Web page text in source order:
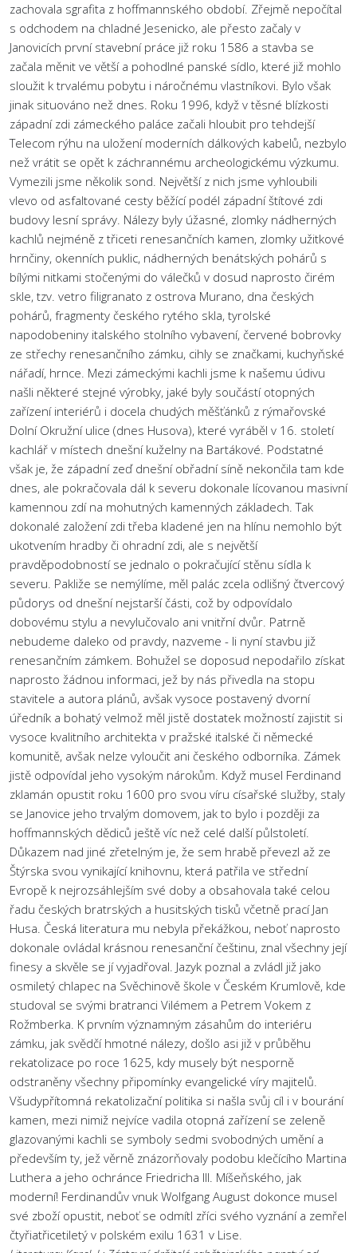
zachovala sgrafita z hoffmannského období. Zřejmě nepočítal
s odchodem na chladné Jesenicko, ale přesto začaly v
Janovicích první stavební práce již roku 1586 a stavba se
začala měnit ve větší a pohodlné panské sídlo, které již mohlo
sloužit k trvalému pobytu i náročnému vlastníkovi. Bylo však
jinak situováno než dnes. Roku 1996, když v těsné blízkosti
západní zdi zámeckého paláce začali hloubit pro tehdejší
Telecom rýhu na uložení moderních dálkových kabelů, nezbylo
než vrátit se opět k záchrannému archeologickému výzkumu.
Vymezili jsme několik sond. Největší z nich jsme vyhloubili
vlevo od asfaltované cesty běžící podél západní štítové zdi
budovy lesní správy. Nálezy byly úžasné, zlomky nádherných
kachlů nejméně z třiceti renesančních kamen, zlomky užitkové
hrnčiny, okenních puklic, nádherných benátských pohárů s
bílými nitkami stočenými do válečků v dosud naprosto čirém
skle, tzv. vetro filigranato z ostrova Murano, dna českých
pohárů, fragmenty českého rytého skla, tyrolské
napodobeniny italského stolního vybavení, červené bobrovky
ze střechy renesančního zámku, cihly se značkami, kuchyňské
nářadí, hrnce. Mezi zámeckými kachli jsme k našemu údivu
našli některé stejné výrobky, jaké byly součástí otopných
zařízení interiérů i docela chudých měšťánků z rýmařovské
Dolní Okružní ulice (dnes Husova), které vyráběl v 16. století
kachlář v místech dnešní kuželny na Bartákové. Podstatné
však je, že západní zeď dnešní obřadní síně nekončila tam kde
dnes, ale pokračovala dál k severu dokonale lícovanou masivní
kamennou zdí na mohutných kamenných základech. Tak
dokonalé založení zdi třeba kladené jen na hlínu nemohlo být
ukotvením hradby či ohradní zdi, ale s největší
pravděpodobností se jednalo o pokračující stěnu sídla k
severu. Pakliže se nemýlíme, měl palác zcela odlišný čtvercový
půdorys od dnešní nejstarší části, což by odpovídalo
dobovému stylu a nevylučovalo ani vnitřní dvůr. Patrně
nebudeme daleko od pravdy, nazveme - li nyní stavbu již
renesančním zámkem. Bohužel se doposud nepodařilo získat
naprosto žádnou informaci, jež by nás přivedla na stopu
stavitele a autora plánů, avšak vysoce postavený dvorní
úředník a bohatý velmož měl jistě dostatek možností zajistit si
vysoce kvalitního architekta v pražské italské či německé
komunitě, avšak nelze vyloučit ani českého odborníka. Zámek
jistě odpovídal jeho vysokým nárokům. Když musel Ferdinand
zklamán opustit roku 1600 pro svou víru císařské služby, staly
se Janovice jeho trvalým domovem, jak to bylo i později za
hoffmannských dědiců ještě víc než celé další půlstoletí.
Důkazem nad jiné zřetelným je, že sem hrabě převezl až ze
Štýrska svou vynikající knihovnu, která patřila ve střední
Evropě k nejrozsáhlejším své doby a obsahovala také celou
řadu českých bratrských a husitských tisků včetně prací Jan
Husa. Česká literatura mu nebyla překážkou, neboť naprosto
dokonale ovládal krásnou renesanční češtinu, znal všechny její
finesy a skvěle se jí vyjadřoval. Jazyk poznal a zvládl již jako
osmiletý chlapec na Svěchinově škole v Českém Krumlově, kde
studoval se svými bratranci Vilémem a Petrem Vokem z
Rožmberka. K prvním významným zásahům do interiéru
zámku, jak svědčí hmotné nálezy, došlo asi již v průběhu
rekatolizace po roce 1625, kdy musely být nesporně
odstraněny všechny připomínky evangelické víry majitelů.
Všudypřítomná rekatolizační politika si našla svůj cíl i v bourání
kamen, mezi nimiž nejvíce vadila otopná zařízení se zeleně
glazovanými kachli se symboly sedmi svobodných umění a
především ty, jež věrně znázorňovaly podobu klečícího Martina
Luthera a jeho ochránce Friedricha III. Míšeňského, jak
moderní! Ferdinandův vnuk Wolfgang August dokonce musel
své zboží opustit, neboť se odmítl zříci svého vyznání a zemřel
čtyřiatřicetiletý v polském exilu 1631 v Lise.